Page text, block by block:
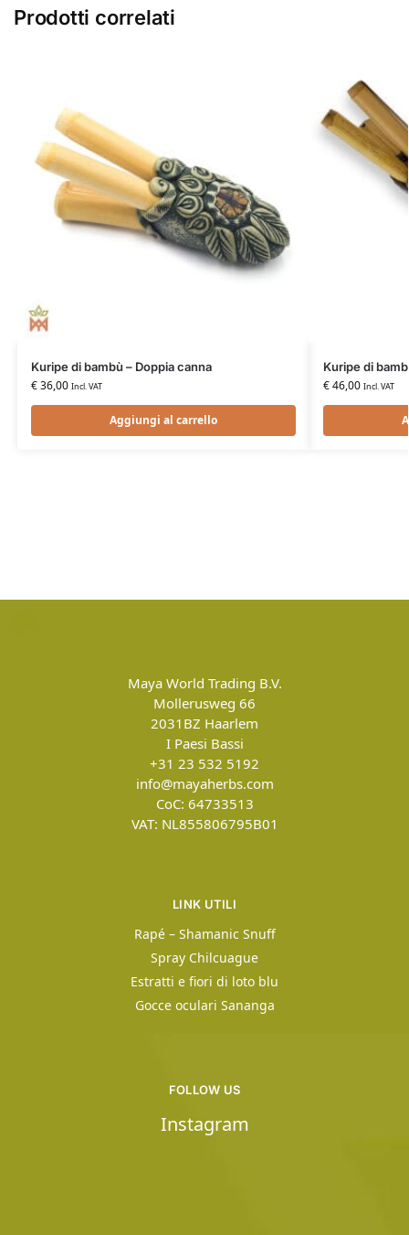
Prodotti correlati
Kuripe di bambù – Doppia canna
€36,00 Incl. VAT
Aggiungi al carrello
Kuripe di
€46,00 Incl. VAT
Maya World Trading B.V.
Mollerusweg 66
2031BZ Haarlem
I Paesi Bassi
+31 23 532 5192
info@mayaherbs.com
CoC: 64733513
VAT: NL855806795B01
LINK UTILI
Rapé – Shamanic Snuff
Spray Chilcuague
Estratti e fiori di loto blu
Gocce oculari Sananga
FOLLOW US
Instagram